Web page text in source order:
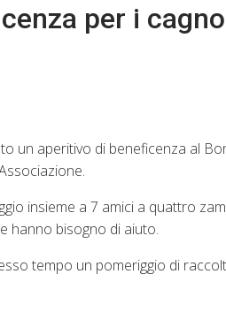
per i
un aperitivo di beneficenza al
insieme a 7 amici a quattro
hanno bisogno di aiuto.
tempo un pomeriggio di